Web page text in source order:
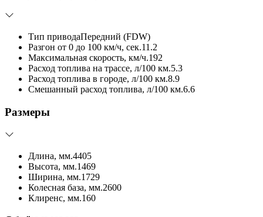
Тип приводаПередний (FDW)
Разгон от 0 до 100 км/ч, сек.11.2
Максимальная скорость, км/ч.192
Расход топлива на трассе, л/100 км.5.3
Расход топлива в городе, л/100 км.8.9
Смешанный расход топлива, л/100 км.6.6
Размеры
Длина, мм.4405
Высота, мм.1469
Ширина, мм.1729
Колесная база, мм.2600
Клиренс, мм.160